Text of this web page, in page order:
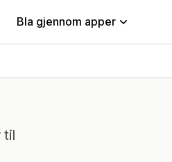
Bla gjennom apper
til